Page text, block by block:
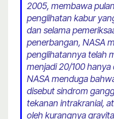
2005, membawa
penglihatan kabur
dan selama
penerbangan, NASA
penglihatannya telah
menjadi 20/100 hanya
NASA menduga
disebut sindrom
tekanan intrakranial,
oleh kurangnya